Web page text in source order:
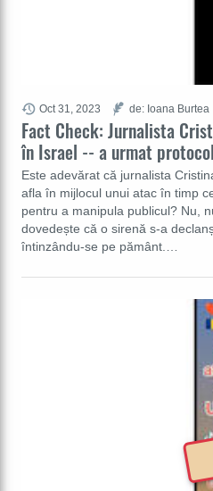
Fact Check: Jurnalista
în Israel -- a urmat
Este adevărat că jurnalista
afla în mijlocul unui atac în timp
pentru a manipula publicul? Nu,
dovedește că o sirenă s-a
întinzându-se pe pământ.…
Oct 31, 2023 de: Ioana Burtea